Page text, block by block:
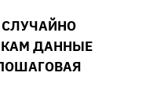
СЛУЧАЙНО
ДАННЫЕ